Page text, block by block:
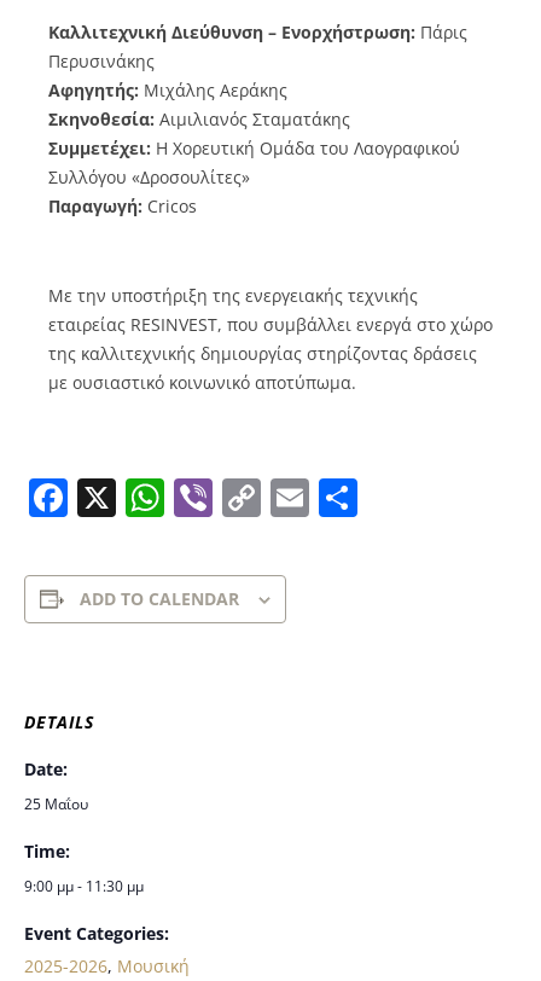
Καλλιτεχνική Διεύθυνση – Ενορχήστρωση: Πάρις
Περυσινάκης
Αφηγητής: Μιχάλης Αεράκης
Σκηνοθεσία: Αιμιλιανός Σταματάκης
Συμμετέχει: Η Χορευτική Ομάδα του Λαογραφικού
Συλλόγου «Δροσουλίτες»
Παραγωγή: Cricos
Με την υποστήριξη της ενεργειακής τεχνικής
εταιρείας RESINVEST, που συμβάλλει ενεργά στο χώρο
της καλλιτεχνικής δημιουργίας στηρίζοντας δράσεις
με ουσιαστικό κοινωνικό αποτύπωμα.
Facebook
X WhatsApp
ViberCopyEmail
ADD TO CALENDAR
DETAILS
Date:
25 Μαΐου
Time:
9:00 μμ - 11:30 μμ
Event Categories:
2025-2026, Μουσική